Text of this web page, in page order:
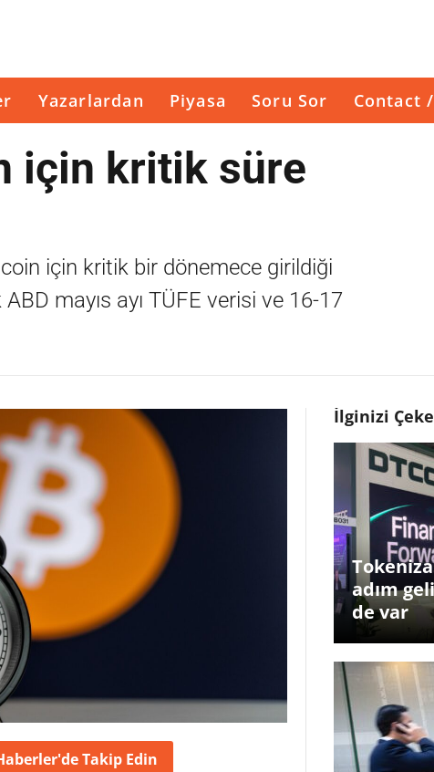
Yazarlardan Piyasa Soru Sor Contact
için kritik süre
için kritik bir dönemece girildiği
mayıs ayı TÜFE verisi ve 16-17
Takip Edin
İlginizi
adım
de var